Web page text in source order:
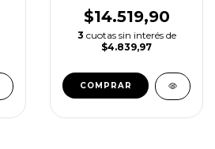
$14.519,90
3 cuotas sin interés de
$4.839,97